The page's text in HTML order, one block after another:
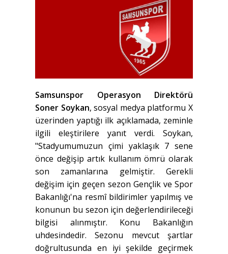
Samsunspor Operasyon Direktörü
Soner Soykan, sosyal medya platformu X
üzerinden yaptığı ilk açıklamada, zeminle
ilgili eleştirilere yanıt verdi. Soykan,
"Stadyumumuzun çimi yaklaşık 7 sene
önce değişip artık kullanım ömrü olarak
son zamanlarına gelmiştir. Gerekli
değişim için geçen sezon Gençlik ve Spor
Bakanlığı'na resmî bildirimler yapılmış ve
konunun bu sezon için değerlendirileceği
bilgisi alınmıştır. Konu Bakanlığın
uhdesindedir. Sezonu mevcut şartlar
doğrultusunda en iyi şekilde geçirmek